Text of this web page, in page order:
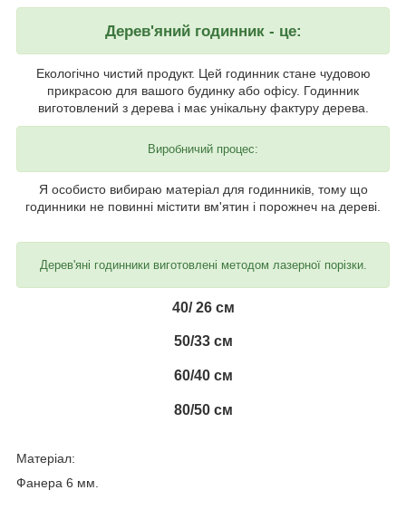
Дерев'яний годинник - це:
Екологічно чистий продукт. Цей годинник стане чудовою
прикрасою для вашого будинку або офісу. Годинник
виготовлений з дерева і має унікальну фактуру дерева.
Виробничий процес:
Я особисто вибираю матеріал для годинників, тому що
годинники не повинні містити вм'ятин і порожнеч на дереві.
Дерев'яні годинники виготовлені методом лазерної порізки.
40/ 26 см
50/33 см
60/40 см
80/50 см
Матеріал:
Фанера 6 мм.